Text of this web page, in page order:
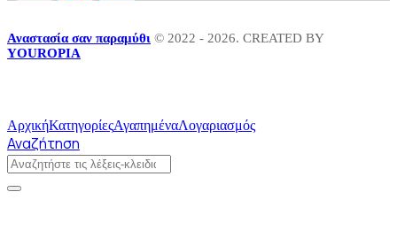
Αναστασία σαν παραμύθι © 2022 - 2026. CREATED BY
YOUROPIA
ΑρχικήΚατηγορίεςΑγαπημέναΛογαριασμός
Αναζήτηση